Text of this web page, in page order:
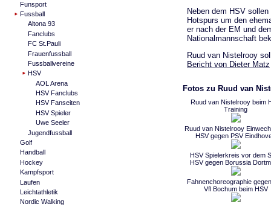
Funsport
Fussball
Altona 93
Fanclubs
FC St.Pauli
Frauenfussball
Fussballvereine
HSV
AOL Arena
HSV Fanclubs
HSV Fanseiten
HSV Spieler
Uwe Seeler
Jugendfussball
Golf
Handball
Hockey
Kampfsport
Laufen
Leichtathletik
Nordic Walking
Neben dem HSV
Hotspurs um den
er nach der EM und
Nationalmannschaft
Ruud van Nistelrooy
Bericht von Dieter Matz
Fotos zu Ruud van
Ruud van Nistelrooy beim
Training
Ruud van Nistelrooy
HSV gegen PSV
HSV Spielerkreis vor dem
HSV gegen Borussia
Fahnenchoreographie
Vfl Bochum beim HSV